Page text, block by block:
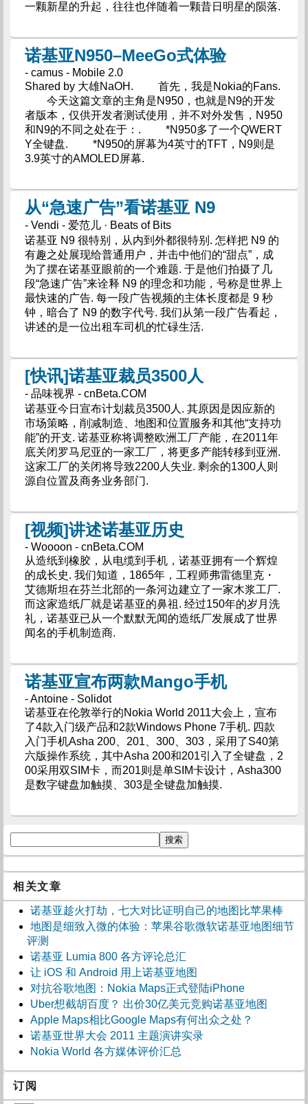
一颗新星的升起，往往也伴随着一颗昔日明星的陨落.
诺基亚N950–MeeGo式体验
- camus - Mobile 2.0
Shared by 大雄NaOH. 首先，我是Nokia的Fans.
今天这篇文章的主角是N950，也就是N9的开发
者版本，仅供开发者测试使用，并不对外发售，N950
和N9的不同之处在于：. *N950多了一个QWERT
Y全键盘. *N950的屏幕为4英寸的TFT，N9则是
3.9英寸的AMOLED屏幕.
从“急速广告”看诺基亚 N9
- Vendi - 爱范儿 · Beats of Bits
诺基亚 N9 很特别，从内到外都很特别. 怎样把 N9 的
有趣之处展现给普通用户，并击中他们的“甜点”，成
为了摆在诺基亚眼前的一个难题. 于是他们拍摄了几
段“急速广告”来诠释 N9 的理念和功能，号称是世界上
最快速的广告. 每一段广告视频的主体长度都是 9 秒
钟，暗合了 N9 的数字代号. 我们从第一段广告看起，
讲述的是一位出租车司机的忙碌生活.
[快讯]诺基亚裁员3500人
- 品味视界 - cnBeta.COM
诺基亚今日宣布计划裁员3500人. 其原因是因应新的
市场策略，削减制造、地图和位置服务和其他“支持功
能”的开支. 诺基亚称将调整欧洲工厂产能，在2011年
底关闭罗马尼亚的一家工厂，将更多产能转移到亚洲.
这家工厂的关闭将导致2200人失业. 剩余的1300人则
源自位置及商务业务部门.
[视频]讲述诺基亚历史
- Woooon - cnBeta.COM
从造纸到橡胶，从电缆到手机，诺基亚拥有一个辉煌
的成长史. 我们知道，1865年，工程师弗雷德里克・
艾德斯坦在芬兰北部的一条河边建立了一家木浆工厂.
而这家造纸厂就是诺基亚的鼻祖. 经过150年的岁月洗
礼，诺基亚已从一个默默无闻的造纸厂发展成了世界
闻名的手机制造商.
诺基亚宣布两款Mango手机
- Antoine - Solidot
诺基亚在伦敦举行的Nokia World 2011大会上，宣布
了4款入门级产品和2款Windows Phone 7手机. 四款
入门手机Asha 200、201、300、303，采用了S40第
六版操作系统，其中Asha 200和201引入了全键盘，2
00采用双SIM卡，而201则是单SIM卡设计，Asha300
是数字键盘加触摸、303是全键盘加触摸.
相关文章
诺基亚趁火打劫，七大对比证明自己的地图比苹果棒
地图是细致入微的体验：苹果谷歌微软诺基亚地图细节
评测
诺基亚 Lumia 800 各方评论总汇
让 iOS 和 Android 用上诺基亚地图
对抗谷歌地图：Nokia Maps正式登陆iPhone
Uber想截胡百度？ 出价30亿美元竞购诺基亚地图
Apple Maps相比Google Maps有何出众之处？
诺基亚世界大会 2011 主题演讲实录
Nokia World 各方媒体评价汇总
订阅